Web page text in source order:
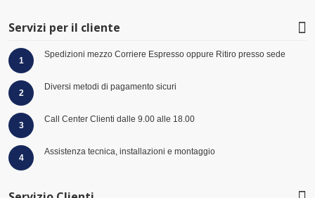
Servizi per il cliente
1
Spedizioni mezzo Corriere Espresso oppure Ritiro presso sede
2
Diversi metodi di pagamento sicuri
3
Call Center Clienti dalle 9.00 alle 18.00
4
Assistenza tecnica, installazioni e montaggio